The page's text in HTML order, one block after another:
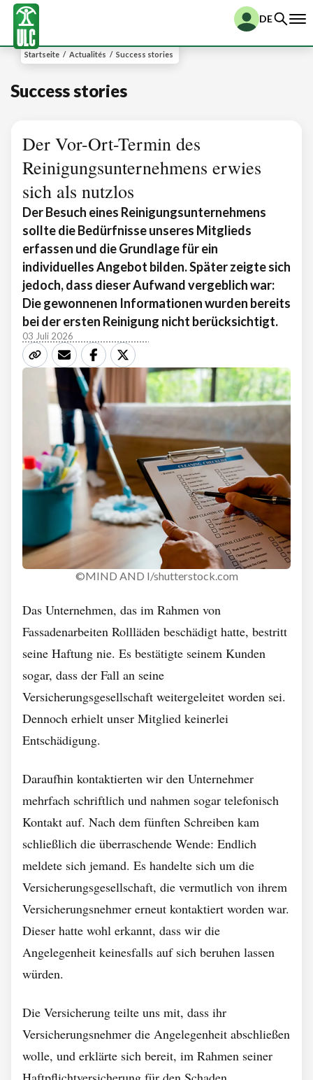
DE
Startseite / Actualités / Success stories
Success stories
Der Vor-Ort-Termin des
Reinigungsunternehmens erwies
sich als nutzlos
Der Besuch eines Reinigungsunternehmens
sollte die Bedürfnisse unseres Mitglieds
erfassen und die Grundlage für ein
individuelles Angebot bilden. Später zeigte sich
jedoch, dass dieser Aufwand vergeblich war:
Die gewonnenen Informationen wurden bereits
bei der ersten Reinigung nicht berücksichtigt.
03 Juli 2026
©MIND AND I/shutterstock.com
Das Unternehmen, das im Rahmen von
Fassadenarbeiten Rollläden beschädigt hatte, bestritt
seine Haftung nie. Es bestätigte seinem Kunden
sogar, dass der Fall an seine
Versicherungsgesellschaft weitergeleitet worden sei.
Dennoch erhielt unser Mitglied keinerlei
Entschädigung.
Daraufhin kontaktierten wir den Unternehmer
mehrfach schriftlich und nahmen sogar telefonisch
Kontakt auf. Nach dem fünften Schreiben kam
schließlich die überraschende Wende: Endlich
meldete sich jemand. Es handelte sich um die
Versicherungsgesellschaft, die vermutlich von ihrem
Versicherungsnehmer erneut kontaktiert worden war.
Dieser hatte wohl erkannt, dass wir die
Angelegenheit keinesfalls auf sich beruhen lassen
würden.
Die Versicherung teilte uns mit, dass ihr
Versicherungsnehmer die Angelegenheit abschließen
wolle, und erklärte sich bereit, im Rahmen seiner